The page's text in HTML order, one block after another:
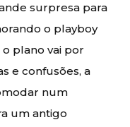
surpresa para
o playboy
plano vai por
e confusões, a
num
um antigo